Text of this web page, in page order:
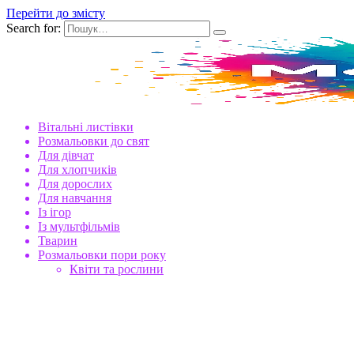
Перейти до змісту
Search for:
Вітальні листівки
Розмальовки до свят
Для дівчат
Для хлопчиків
Для дорослих
Для навчання
Із ігор
Із мультфільмів
Тварин
Розмальовки пори року
Квіти та рослини